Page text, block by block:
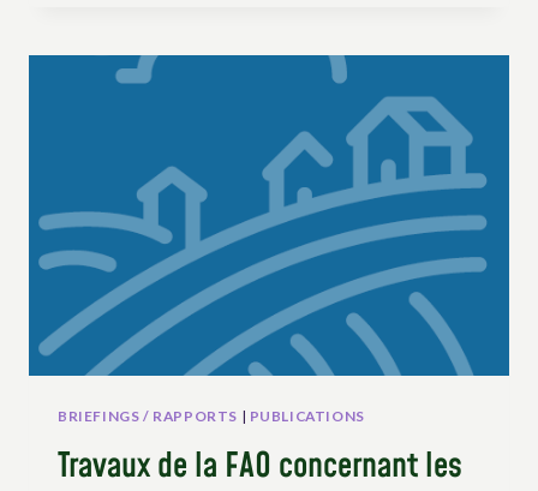
PAYSANNES
L’OCCASION
JOURNÉE
INTERNATIONALE
DES
LUTTES
PAYSANNES
BRIEFINGS / RAPPORTS | PUBLICATIONS
Travaux de la FAO concernant les